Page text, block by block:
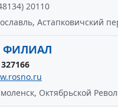
20110
Астапковичский
ФИЛИАЛ
Октябрьской